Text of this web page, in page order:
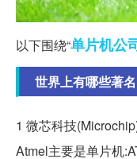
以下围绕“单片机公
世界上有哪些著
1 微芯科技
Atmel主要是单片机